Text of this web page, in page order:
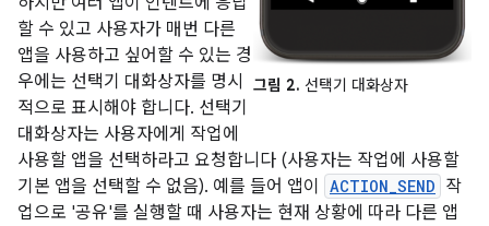
그림 2. 선택기 대화상자
할 수 있고 사용자가 매번 다른
앱을 사용하고 싶어할 수 있는 경
우에는 선택기 대화상자를 명시
적으로 표시해야 합니다. 선택기
대화상자는 사용자에게 작업에
사용할 앱을 선택하라고 요청합니다 (사용자는 작업에 사용할
기본 앱을 선택할 수 없음). 예를 들어 앱이
ACTION_SEND 작
업으로 '공유'를 실행할 때 사용자는 현재 상황에 따라 다른 앱